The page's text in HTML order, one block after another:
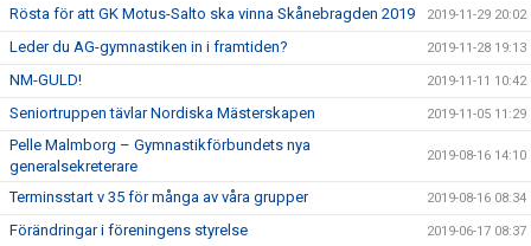
Rösta för att GK Motus-Salto ska vinna Skånebragden 2019 2019-11-29 20:02
Leder du AG-gymnastiken in i framtiden? 2019-11-28 19:13
NM-GULD! 2019-11-11 10:42
Seniortruppen tävlar Nordiska Mästerskapen 2019-11-05 11:29
Pelle Malmborg – Gymnastikförbundets nya
generalsekreterare
2019-08-16 14:10
Terminsstart v 35 för många av våra grupper 2019-08-16 08:34
Förändringar i föreningens styrelse 2019-06-17 08:37